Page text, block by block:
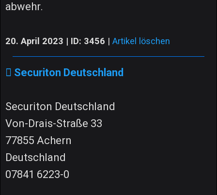
abwehr.
20. April 2023 | ID: 3456 | Artikel löschen
Securiton Deutschland
Securiton Deutschland
Von-Drais-Straße 33
77855 Achern
Deutschland
07841 6223-0